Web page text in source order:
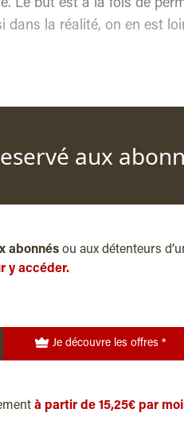
Le but est à la fois de
dans la réalité, on en est
aux
abonnés ou aux détenteurs
y accéder.
Je découvre les offres *
à partir de 15,25€ par